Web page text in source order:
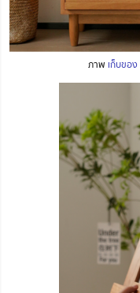
ภาพ เก็บของ